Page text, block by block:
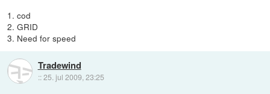
1. cod
2. GRID
3. Need for speed
Tradewind
::25. jul 2009, 23:25